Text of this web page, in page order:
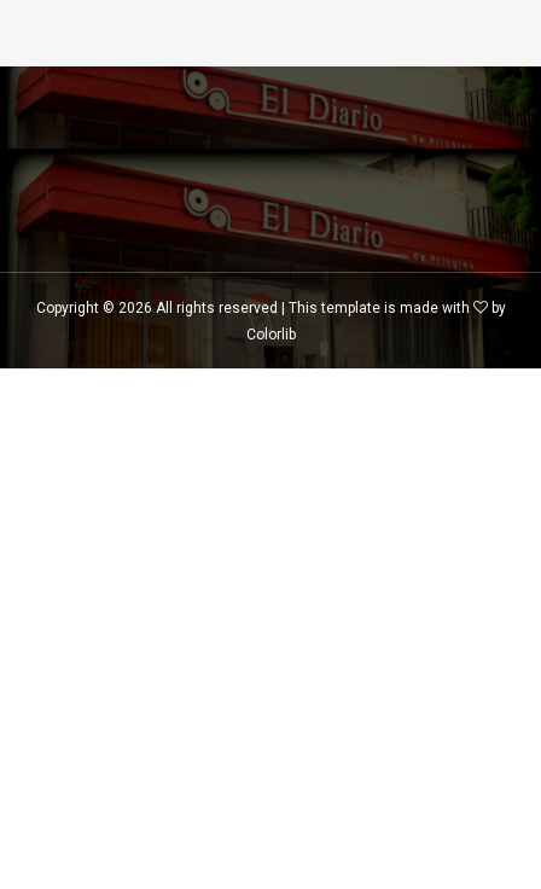
Copyright © 2026 All rights reserved | This template is made with
by
Colorlib